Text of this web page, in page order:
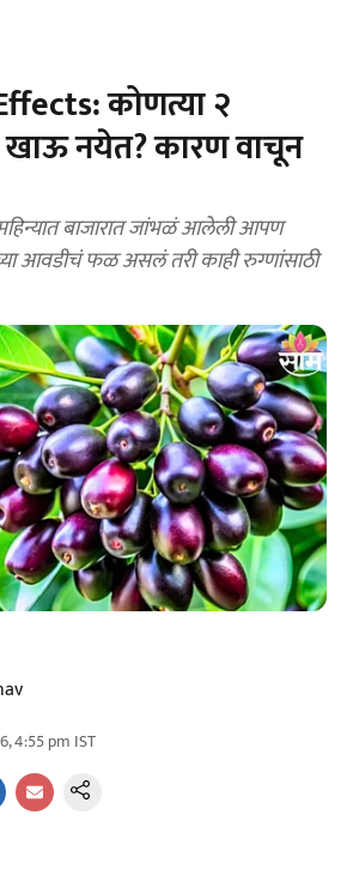
कोणत्या २
नयेत? कारण वाचून
बाजारात जांभळं आलेली आपण
आवडीचं फळ असलं तरी काही रुग्णांसाठी
4:55 pm IST